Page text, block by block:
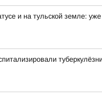
и на тульской земле: